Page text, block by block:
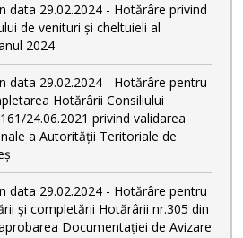
data 29.02.2024 - Hotărâre privind
de venituri și cheltuieli al
2024
data 29.02.2024 - Hotărâre pentru
Hotărârii Consiliului
24.06.2021 privind validarea
a Autorității Teritoriale de
data 29.02.2024 - Hotărâre pentru
şi completării Hotărârii nr.305 din
Documentației de Avizare